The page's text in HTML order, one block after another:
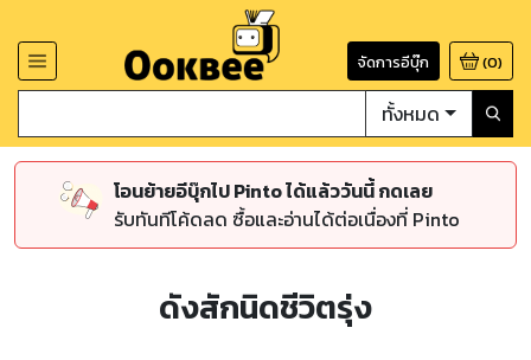
จัดการอีบุ๊ก (0)
ทั้งหมด
โอนย้ายอีบุ๊กไป Pinto ได้แล้ววันนี้ กดเลย
รับทันทีโค้ดลด ซื้อและอ่านได้ต่อเนื่องที่ Pinto
ดังสักนิดชีวิตรุ่ง